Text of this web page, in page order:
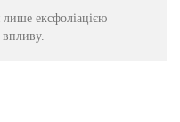
лише ексфоліацією